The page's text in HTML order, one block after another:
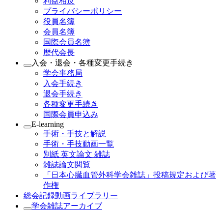
プライバシーポリシー
役員名簿
会員名簿
国際会員名簿
歴代会長
入会・退会・各種変更手続き
学会事務局
入会手続き
退会手続き
各種変更手続き
国際会員申込み
E-learning
手術・手技と解説
手術・手技動画一覧
別紙 英文論文 雑誌
雑誌論文閲覧
「日本心臓血管外科学会雑誌」投稿規定および著
作権
総会記録動画ライブラリー
学会雑誌アーカイブ